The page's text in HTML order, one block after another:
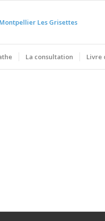
La consultation Livre